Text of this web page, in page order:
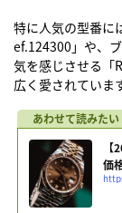
特に人気の型番に
ef.124300」や、
気を感じさせる「
広く愛されていま
価